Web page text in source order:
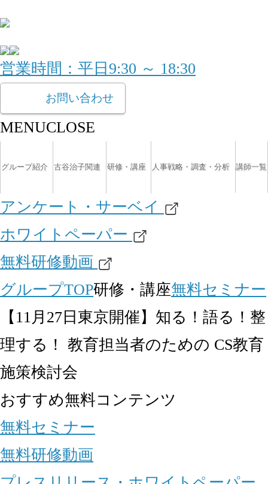
営業時間：平日9:30 ～ 18:30
お問い合わせ
MENUCLOSE
グループ紹介 古谷治子関連 研修・講座 人事戦略・調査・分析 講師一覧
アンケート・サーベイ
ホワイトペーパー
無料研修動画
グループTOP研修・講座無料セミナー
【11月27日東京開催】知る！語る！整
理する！ 教育担当者のための CS教育
施策検討会
おすすめ無料コンテンツ
無料セミナー
無料研修動画